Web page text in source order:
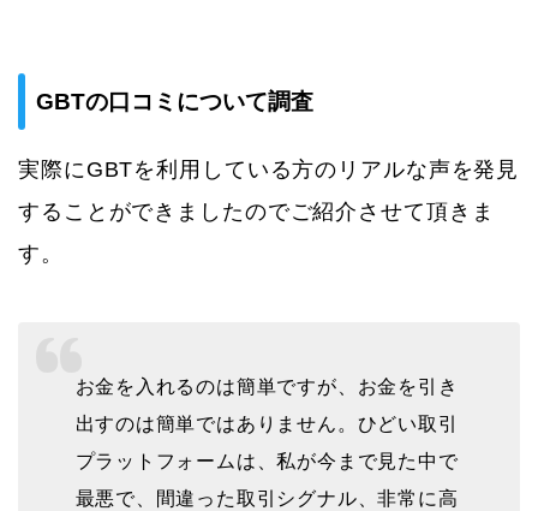
GBTの口コミについて調査
実際にGBTを利用している方のリアルな声を発見
することができましたのでご紹介させて頂きま
す。
お金を入れるのは簡単ですが、お金を引き
出すのは簡単ではありません。ひどい取引
プラットフォームは、私が今まで見た中で
最悪で、間違った取引シグナル、非常に高